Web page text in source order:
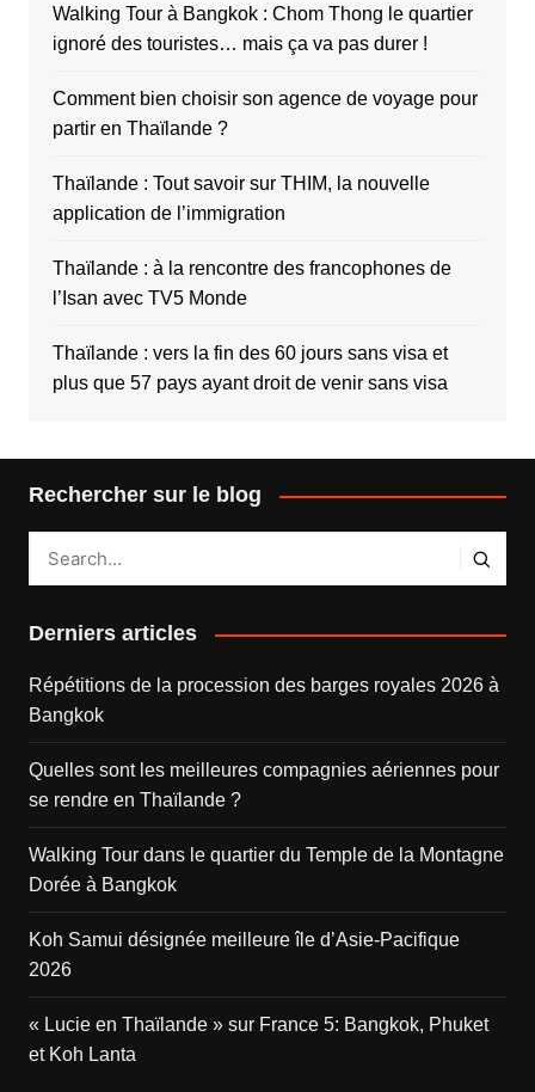
Walking Tour à Bangkok : Chom Thong le quartier
ignoré des touristes… mais ça va pas durer !
Comment bien choisir son agence de voyage pour
partir en Thaïlande ?
Thaïlande : Tout savoir sur THIM, la nouvelle
application de l’immigration
Thaïlande : à la rencontre des francophones de
l’Isan avec TV5 Monde
Thaïlande : vers la fin des 60 jours sans visa et
plus que 57 pays ayant droit de venir sans visa
Rechercher sur le blog
Derniers articles
Répétitions de la procession des barges royales 2026 à
Bangkok
Quelles sont les meilleures compagnies aériennes pour
se rendre en Thaïlande ?
Walking Tour dans le quartier du Temple de la Montagne
Dorée à Bangkok
Koh Samui désignée meilleure île d’Asie-Pacifique
2026
« Lucie en Thaïlande » sur France 5: Bangkok, Phuket
et Koh Lanta